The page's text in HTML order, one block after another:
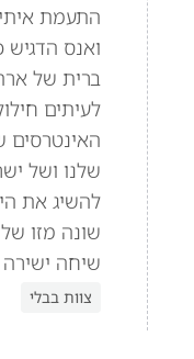
התעמת
ואנס
ברית של
לעיתים
האינטרסים
שלנו ושל
להשיג את
שונה מזו
שיחה
צוות בבלי